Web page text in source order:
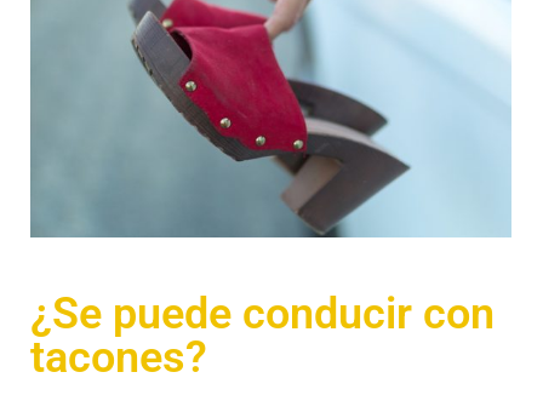
¿Se puede conducir con
tacones?